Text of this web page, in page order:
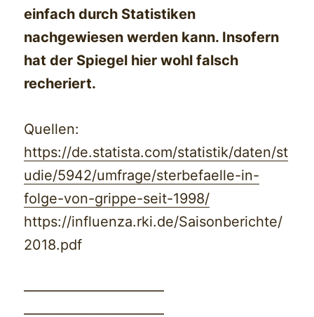
einfach durch Statistiken
nachgewiesen werden kann. Insofern
hat der Spiegel hier wohl falsch
recheriert.
Quellen:
https://de.statista.com/statistik/daten/st
udie/5942/umfrage/sterbefaelle-in-
folge-von-grippe-seit-1998/
https://influenza.rki.de/Saisonberichte/
2018.pdf
——————————
——————————